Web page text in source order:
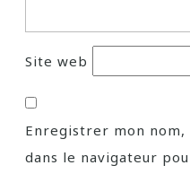
Site web
Enregistrer mon
dans le navigateur